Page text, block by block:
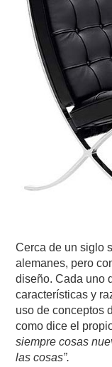
Cerca de un siglo
alemanes, pero
diseño. Cada uno
características y
uso de conceptos
como dice el
siempre cosas
las cosas”.